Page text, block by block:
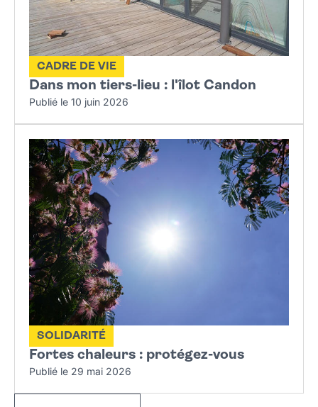
Dans mon tiers-lieu : l'îlot Candon
CADRE DE VIE
Publié le 10 juin 2026
Fortes chaleurs : protégez-vous
SOLIDARITÉ
Publié le 29 mai 2026